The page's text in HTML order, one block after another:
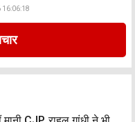
16:06:18